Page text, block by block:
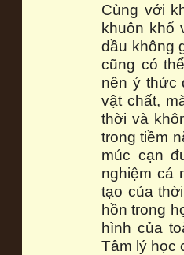
Cùng với
khuôn khổ
dầu không
cũng có
nên ý thức
vật chất,
thời và
trong tiềm
múc cạn
nghiệm cá
tạo của
hồn trong
hình của
Tâm lý học